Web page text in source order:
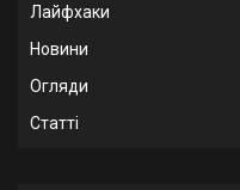
Лайфхаки
Новини
Огляди
Статті